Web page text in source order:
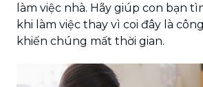
làm việc nhà. Hãy giúp con bạn
khi làm việc thay vì coi đây là
khiến chúng mất thời gian.